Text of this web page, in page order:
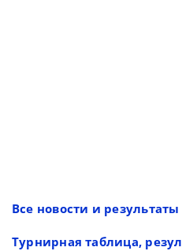
Все новости и
Турнирная таблица,